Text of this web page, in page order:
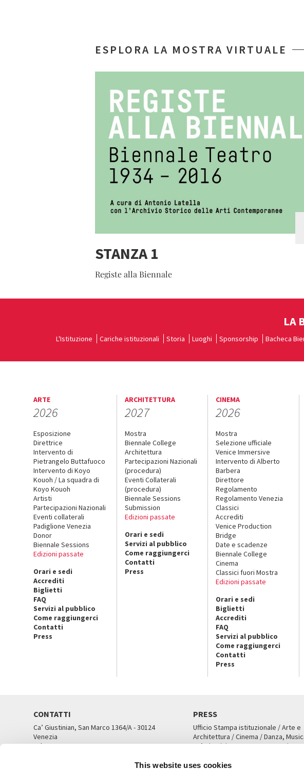
This website uses cookies
ESPLORA LA MOSTRA VIRTUALE
STANZA 1
Registe alla Biennale
LA
L'Istituzione Cariche istituzionali Storia Luoghi Sponsorship Bacheca
ARTE
2026
Esposizione
Direttrice
Intervento di
Pietrangelo Buttafuoco
Intervento di Koyo
Kouoh / La squadra di
Koyo Kouoh
Artisti
Partecipazioni Nazionali
Eventi collaterali
Padiglione Venezia
Donor
Biennale Sessions
Edizioni passate
Orari e sedi
Accrediti
Biglietti
FAQ
Servizi al pubblico
Come raggiungerci
Contatti
Press
ARCHITETTURA
2027
Mostra
Biennale College
Architettura
Partecipazioni Nazionali
(procedura)
Eventi Collaterali
(procedura)
Biennale Sessions
Submission
Edizioni passate
Orari e sedi
Servizi al pubblico
Come raggiungerci
Contatti
Press
CINEMA
2026
Mostra
Selezione ufficiale
Venice Immersive
Intervento di Alberto
Barbera
Direttore
Regolamento
Regolamento Venezia
Classici
Accrediti
Venice Production
Bridge
Date e scadenze
Biennale College
Cinema
Classici fuori Mostra
Edizioni passate
Orari e sedi
Biglietti
Accrediti
FAQ
Servizi al pubblico
Come raggiungerci
Contatti
Press
CONTATTI
Ca’ Giustinian, San Marco 1364/A - 30124
Venezia
Tel. 041 5218711
PRESS
Ufficio Stampa istituzionale / Arte e
Architettura / Cinema / Danza,
Ca’ Giustinian, San Marco 1364/A,
UFFICI STAMPA